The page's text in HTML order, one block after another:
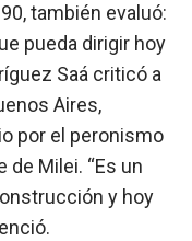
también evaluó:
pueda dirigir hoy
Saá criticó a
Aires,
por el peronismo
de Milei. “Es un
y hoy